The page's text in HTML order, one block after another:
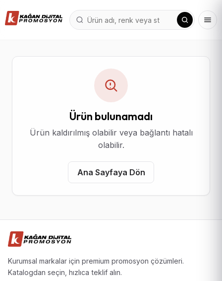
Ürün bulunamadı
Ürün kaldırılmış olabilir veya bağlantı hatalı
olabilir.
Ana Sayfaya Dön
Kurumsal markalar için premium promosyon çözümleri.
Katalogdan seçin, hızlıca teklif alın.